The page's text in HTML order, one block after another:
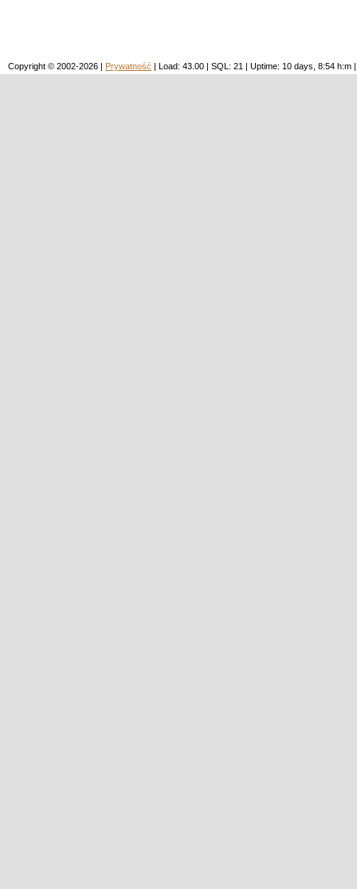
Copyright © 2002-2026 | Prywatność | Load: 43.00 | SQL: 21 | Uptime: 10 days, 8:54